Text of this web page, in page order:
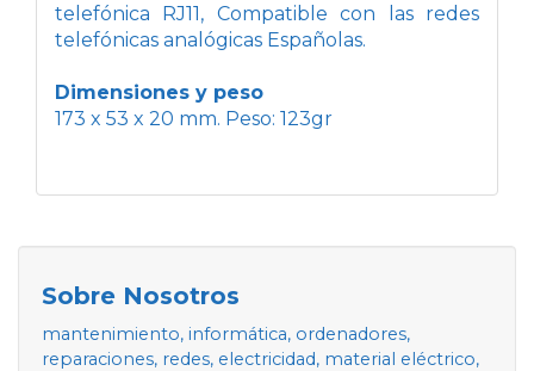
telefónica RJ11, Compatible con las redes
telefónicas analógicas Españolas.
Dimensiones y peso
173 x 53 x 20 mm. Peso: 123gr
Sobre Nosotros
mantenimiento, informática, ordenadores,
reparaciones, redes, electricidad, material eléctrico,